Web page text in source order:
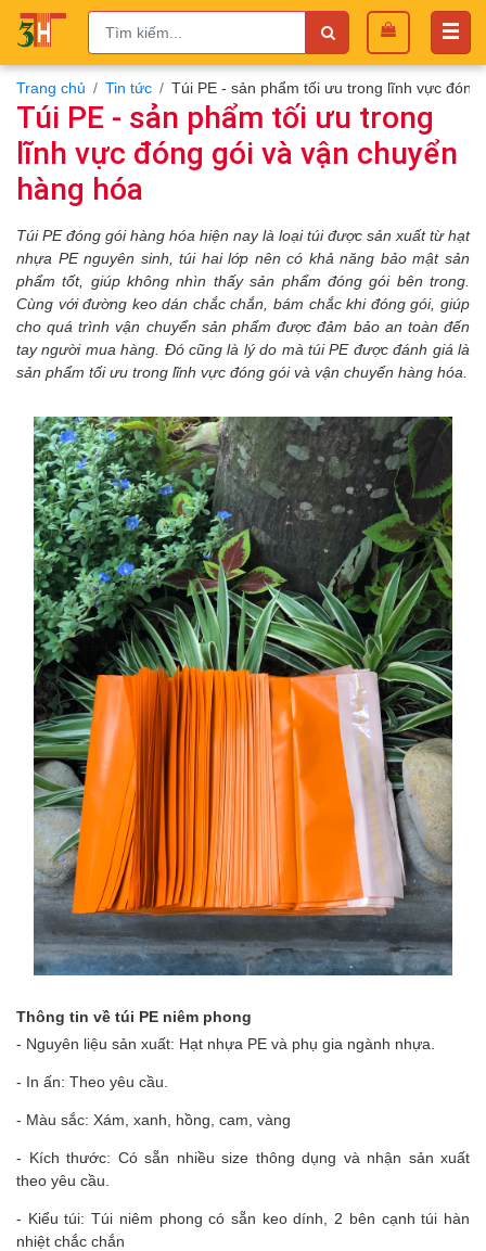
Trang chủ Tin tức Túi PE - sản phẩm tối ưu trong lĩnh vực
Túi PE - sản phẩm tối ưu trong
lĩnh vực đóng gói và vận chuyển
hàng hóa
Túi PE đóng gói hàng hóa hiện nay là loại túi được sản xuất từ hạt
nhựa PE nguyên sinh, túi hai lớp nên có khả năng bảo mật sản
phẩm tốt, giúp không nhìn thấy sản phẩm đóng gói bên trong.
Cùng với đường keo dán chắc chắn, bám chắc khi đóng gói, giúp
cho quá trình vận chuyển sản phẩm được đảm bảo an toàn đến
tay người mua hàng. Đó cũng là lý do mà túi PE được đánh giá là
sản phẩm tối ưu trong lĩnh vực đóng gói và vận chuyển hàng hóa.
Thông tin về túi PE niêm phong
- Nguyên liệu sản xuất: Hạt nhựa PE và phụ gia ngành nhựa.
- In ấn: Theo yêu cầu.
- Màu sắc: Xám, xanh, hồng, cam, vàng
- Kích thước: Có sẵn nhiều size thông dụng và nhận sản xuất
theo yêu cầu.
- Kiểu túi: Túi niêm phong có sẵn keo dính, 2 bên cạnh túi hàn
nhiệt chắc chắn